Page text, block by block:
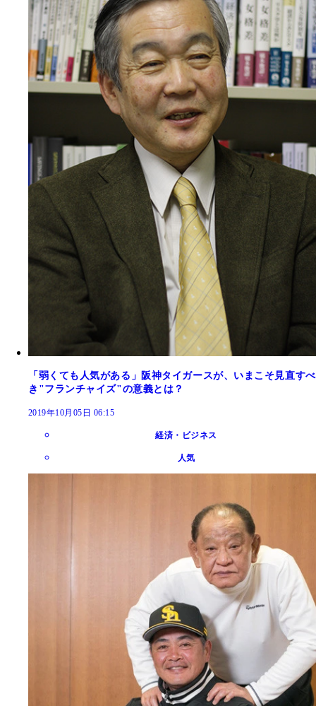
「弱くても人気がある」阪神タイガースが、いまこそ見直すべ
き"フランチャイズ"の意義とは？
2019年10月05日 06:15
経済・ビジネス
人気